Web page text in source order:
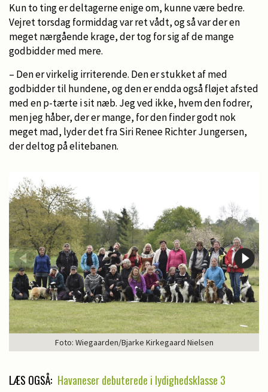
Kun to ting er deltagerne enige om, kunne være bedre.
Vejret torsdag formiddag var ret vådt, og så var der en
meget nærgående krage, der tog for sig af de mange
godbidder med mere.
– Den er virkelig irriterende. Den er stukket af med
godbidder til hundene, og den er endda også fløjet afsted
med en p-tærte i sit næb. Jeg ved ikke, hvem den fodrer,
men jeg håber, der er mange, for den finder godt nok
meget mad, lyder det fra Siri Renee Richter Jungersen,
der deltog på elitebanen.
Foto: Wiegaarden/Bjarke Kirkegaard Nielsen
LÆS OGSÅ: Havaneser debuterede i lydighedsklasse 3